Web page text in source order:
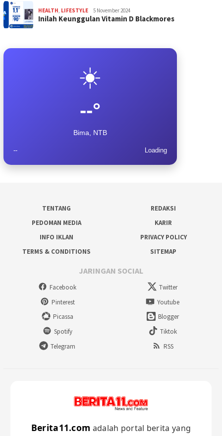
HEALTH LIFESTYLE 5 November 2024
Inilah Keunggulan Vitamin D Blackmores
☀️
--°
Bima, NTB
-- Loading
TENTANG
REDAKSI
PEDOMAN MEDIA
KARIR
INFO IKLAN
PRIVACY POLICY
TERMS & CONDITIONS
SITEMAP
JARINGAN SOCIAL
Facebook
Twitter
Pinterest
Youtube
Picassa
Blogger
Spotify
Tiktok
Telegram
RSS
Berita11.com adalah portal berita yang